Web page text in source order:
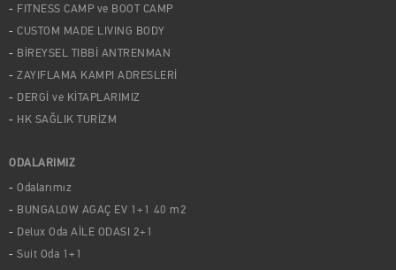
FITNESS CAMP ve BOOT CAMP
CUSTOM MADE LIVING BODY
BİREYSEL TIBBİ ANTRENMAN
ZAYIFLAMA KAMPI ADRESLERİ
DERGİ ve KİTAPLARIMIZ
HK SAĞLIK TURİZM
ODALARIMIZ
Odalarımız
BUNGALOW AGAÇ EV 1+1 40 m2
Delux Oda AİLE ODASI 2+1
Suit Oda 1+1